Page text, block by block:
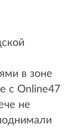
в зоне
с Online47
не